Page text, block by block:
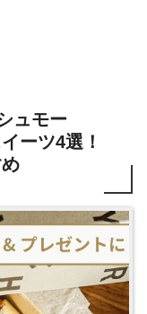
ュモー
ーツ4選！